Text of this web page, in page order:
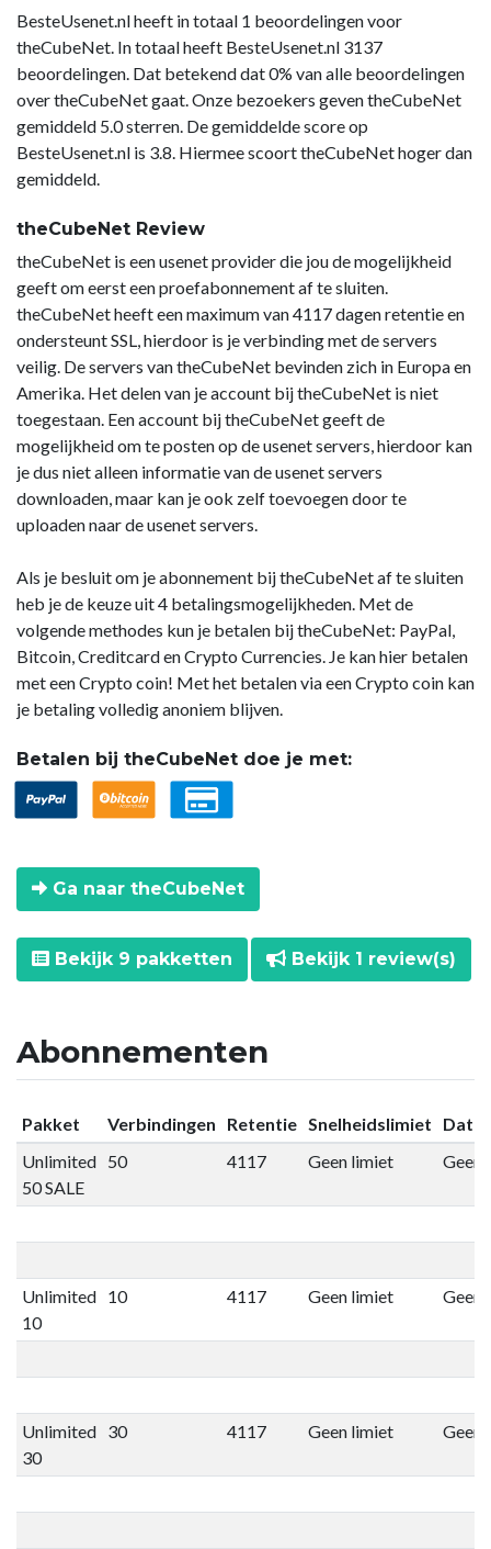
BesteUsenet.nl heeft in totaal 1 beoordelingen voor
theCubeNet. In totaal heeft BesteUsenet.nl 3137
beoordelingen. Dat betekend dat 0% van alle beoordelingen
over theCubeNet gaat. Onze bezoekers geven theCubeNet
gemiddeld 5.0 sterren. De gemiddelde score op
BesteUsenet.nl is 3.8. Hiermee scoort theCubeNet hoger dan
gemiddeld.
theCubeNet Review
theCubeNet is een usenet provider die jou de mogelijkheid
geeft om eerst een proefabonnement af te sluiten.
theCubeNet heeft een maximum van 4117 dagen retentie en
ondersteunt SSL, hierdoor is je verbinding met de servers
veilig. De servers van theCubeNet bevinden zich in Europa en
Amerika. Het delen van je account bij theCubeNet is niet
toegestaan. Een account bij theCubeNet geeft de
mogelijkheid om te posten op de usenet servers, hierdoor kan
je dus niet alleen informatie van de usenet servers
downloaden, maar kan je ook zelf toevoegen door te
uploaden naar de usenet servers.
Als je besluit om je abonnement bij theCubeNet af te sluiten
heb je de keuze uit 4 betalingsmogelijkheden. Met de
volgende methodes kun je betalen bij theCubeNet: PayPal,
Bitcoin, Creditcard en Crypto Currencies. Je kan hier betalen
met een Crypto coin! Met het betalen via een Crypto coin kan
je betaling volledig anoniem blijven.
Betalen bij theCubeNet doe je met:
Ga naar theCubeNet
Bekijk 9 pakketten Bekijk 1 review(s)
Abonnementen
Pakket Verbindingen Retentie Snelheidslimiet
Unlimited
50 SALE
50 4117 Geen limiet Geen
Unlimited
10
10 4117 Geen limiet Geen
Unlimited
30
30 4117 Geen limiet Geen